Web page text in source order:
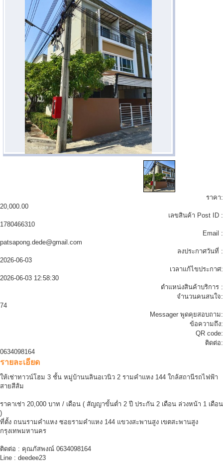
ราคา:
20,000.00
เลขสินค้า Post ID :
1780466310
Email :
patsapong.dede@gmail.com
ลงประกาศวันที่ :
2026-06-03
เวลาแก้ไขประกาศ:
2026-06-03 12:58:30
ตำแหน่งสินค้าบริการ :
จำนวนคนสนใจ:
74
Messager พูดคุยสอบถาม:
ข้อความถึง:
QR code:
ติดต่อ:
0634098164
รายละเอียด
ให้เช่าทาวน์โฮม 3 ชั้น หมู่บ้านนลินอเวนิว 2 รามคำแหง 144 ใกล้สถานีรถไฟฟ้า
สายสีส้ม
ราคาเช่า 20,000 บาท / เดือน ( สัญญาขั้นต่ำ 2 ปี ประกัน 2 เดือน ล่วงหน้า 1 เดือน
)
ที่ตั้ง ถนนรามคำแหง ซอยรามคำแหง 144 แขวงสะพานสูง เขตสะพานสูง
กรุงเทพมหานคร
ติดต่อ : คุณภัสพงณ์ 0634098164
Line : deedee23